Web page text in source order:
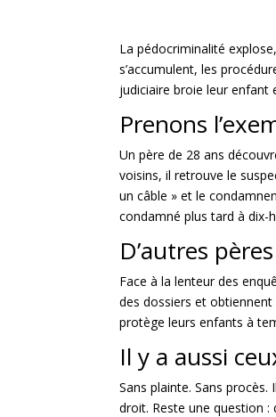
La pédocriminalité
s’accumulent, les
judiciaire broie leur enfant
Prenons
Un père de 28 ans
voisins, il retrouve le
un câble » et le
condamné plus tard à dix-
D’autres
Face à la lenteur des
des dossiers et
protège leurs enfants à
Il y a aussi
Sans plainte. Sans
droit. Reste une question :